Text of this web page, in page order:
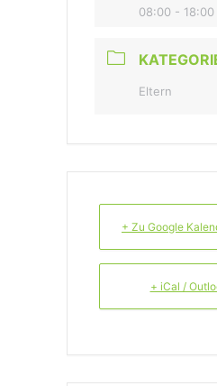
08:00 - 18:00
Eltern
+ Zu Google
+ iCal /